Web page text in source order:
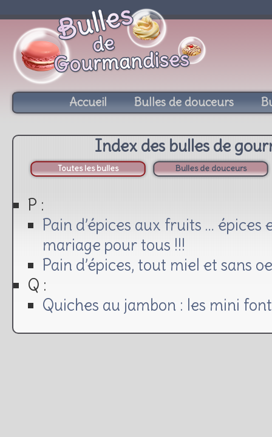
Accueil Bulles de douceurs
Index des bulles de
Toutes les bulles Bulles de douceurs
P :
Pain d’épices aux fruits …
mariage pour tous !!!
Pain d’épices, tout miel et sans
Q :
Quiches au jambon : les mini